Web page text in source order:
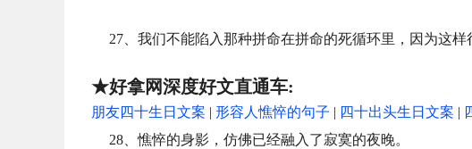
27、我们不能陷入那种拼命在拼命的死循环里，因为这样
★好拿网深度好文直通车:
朋友四十生日文案 | 形容人憔悴的句子 | 四十出头生日文案 |
28、憔悴的身影，仿佛已经融入了寂寞的夜晚。